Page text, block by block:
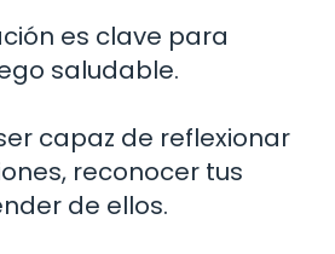
es clave para
saludable.
capaz de reflexionar
reconocer tus
de ellos.